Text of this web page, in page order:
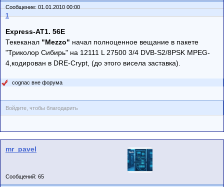
Сообщение: 01.01.2010 00:00
1
Express-AT1. 56E
Текеканал "Mezzo" начал полноценное вещание в пакете
"Триколор Сибирь" на 12111 L 27500 3/4 DVB-S2/8PSK MPEG-
4,кодирован в DRE-Crypt, (до этого висела заставка).
cognac вне форума
Войдите, чтобы благодарить
mr_pavel
Сообщений: 65